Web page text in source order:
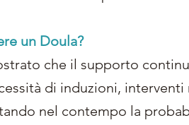
un Doula?
che il supporto
di induzioni,
nel contempo la